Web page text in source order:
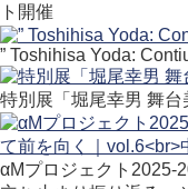
ト開催
” Toshihisa Yoda:
特別展「堀尾幸男 舞台
αMプロジェクト2025-